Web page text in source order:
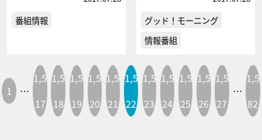
番組情報
グッド！モーニング
情報番組
1 …
1,5
17
1,5
18
1,5
19
1,5
20
1,5
21
1,5
22
1,5
23
1,5
24
1,5
25
1,5
26
1,5
27
…
1,5
82